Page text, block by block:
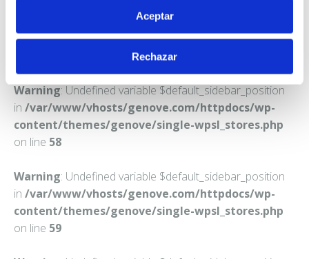
Aceptar
Rechazar
Warning: Undefined variable $default_sidebar_position
in /var/www/vhosts/genove.com/httpdocs/wp-
content/themes/genove/single-wpsl_stores.php
on line 58
Warning: Undefined variable $default_sidebar_position
in /var/www/vhosts/genove.com/httpdocs/wp-
content/themes/genove/single-wpsl_stores.php
on line 59